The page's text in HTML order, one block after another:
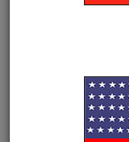
«В
Kartina TV